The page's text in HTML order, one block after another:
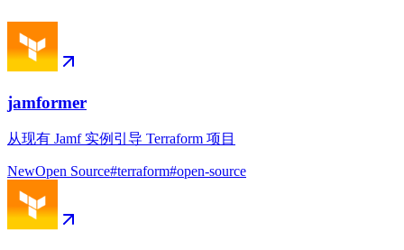
jamformer
从现有 Jamf 实例引导 Terraform 项目
NewOpen Source#terraform#open-source